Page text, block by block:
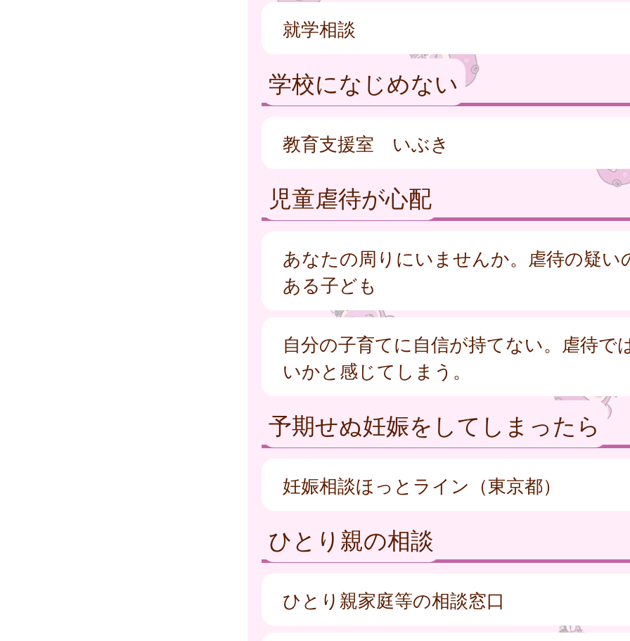
就学相談
学校になじめない
教育支援室 いぶき
児童虐待が心配
あなたの周りにいませんか。虐待の疑い
ある子ども
自分の子育てに自信が持てない。虐待で
いかと感じてしまう。
予期せぬ妊娠をしてしまったら
妊娠相談ほっとライン（東京都）
ひとり親の相談
ひとり親家庭等の相談窓口